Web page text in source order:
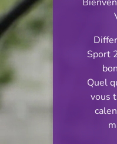
11:00
Stade
2 Tour 2
Sport
Quel
vous